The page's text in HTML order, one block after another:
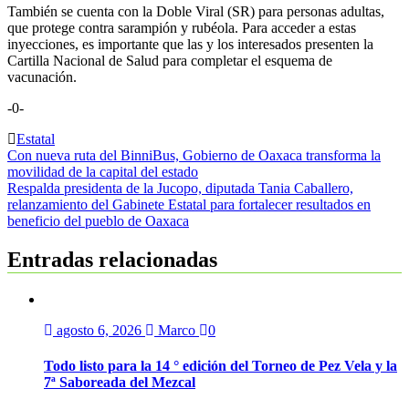
También se cuenta con la Doble Viral (SR) para personas adultas,
que protege contra sarampión y rubéola. Para acceder a estas
inyecciones, es importante que las y los interesados presenten la
Cartilla Nacional de Salud para completar el esquema de
vacunación.
-0-
Estatal
Navegación
de
entradas
Con nueva ruta del BinniBus, Gobierno de Oaxaca transforma la
movilidad de la capital del estado
Respalda presidenta de la Jucopo, diputada Tania Caballero,
relanzamiento del Gabinete Estatal para fortalecer resultados en
beneficio del pueblo de Oaxaca
Entradas relacionadas
agosto 6, 2026 Marco 0
Todo listo para la 14 ° edición del Torneo de Pez Vela y la
7ª Saboreada del Mezcal